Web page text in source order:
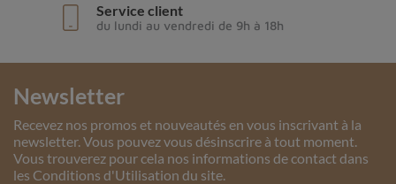
Service client
du lundi au vendredi de 9h à 18h
Newsletter
Recevez nos promos et nouveautés en vous inscrivant à la
newsletter. Vous pouvez vous désinscrire à tout moment.
Vous trouverez pour cela nos informations de contact dans
les Conditions d'Utilisation du site.